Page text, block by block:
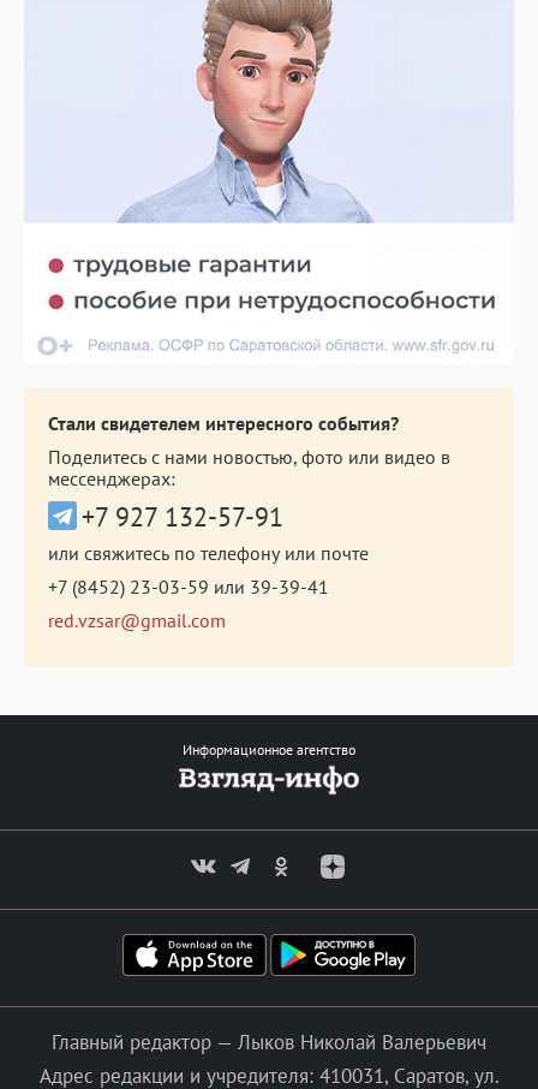
Стали свидетелем интересного события?
Поделитесь с нами новостью, фото или видео в
мессенджерах:
+7 927 132-57-91
или свяжитесь по телефону или почте
+7 (8452) 23-03-59 или 39-39-41
red.vzsar@gmail.com
Информационное агентство
Главный редактор — Лыков Николай Валерьевич
Адрес редакции и учредителя: 410031, Саратов, ул.